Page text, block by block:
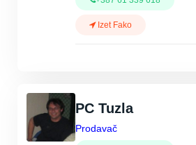
Izet Fako
PC Tuzla
Prodavač